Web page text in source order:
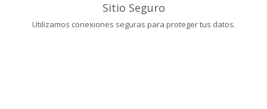
Sitio Seguro
Utilizamos conexiones seguras para proteger tus datos.